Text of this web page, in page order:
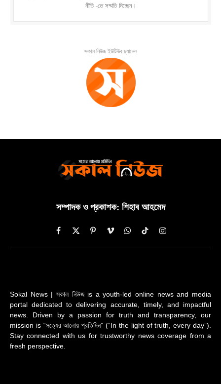
নীতি -তে সম্মতি দিচ্ছেন।
সকাল নিউজ ইউটিউব চ্যানেল
সম্পাদক ও প্রকাশক: শিহাব আহমেদ
Facebook
X
(Twitter)
PinterestVimeoWhatsAppTikTokInstagram
Sokal News | সকাল নিউজ is a youth-led online news and media
portal dedicated to delivering accurate, timely, and impactful
news. Driven by a passion for truth and transparency, our
mission is “সত্যের আলোয় প্রতিদিন” (“In the light of truth, every day”).
Stay connected with us for trustworthy news coverage from a
fresh perspective.